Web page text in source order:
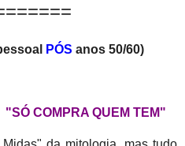
PÓS anos 50/60)
COMPRA QUEM TEM"